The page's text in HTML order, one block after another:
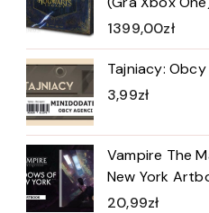
1399,00zł
Tajniacy:
3,99zł
Vampire The
New York
20,99zł